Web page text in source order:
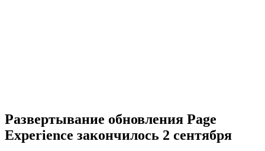
Развертывание обновления Page
Experience закончилось 2 сентября